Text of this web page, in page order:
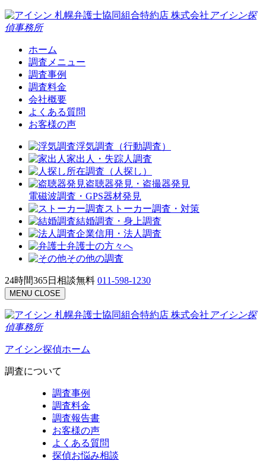
札幌弁護士協同組合特約店 株式会社 アイシン探
偵事務所
ホーム
調査メニュー
調査事例
調査料金
会社概要
よくある質問
お客様の声
浮気調査（行動調査）
家出人・失踪人調査
所在調査（人探し）
盗聴器発見・盗撮器発見
電磁波調査・GPS器材発見
ストーカー調査・対策
結婚調査・身上調査
企業信用・法人調査
弁護士の方々へ
その他の調査
24時間365日相談無料 011-598-1230
MENU CLOSE
札幌弁護士協同組合特約店 株式会社 アイシン探
偵事務所
アイシン探偵ホーム
調査について
調査事例
調査料金
調査報告書
お客様の声
よくある質問
探偵お悩み相談